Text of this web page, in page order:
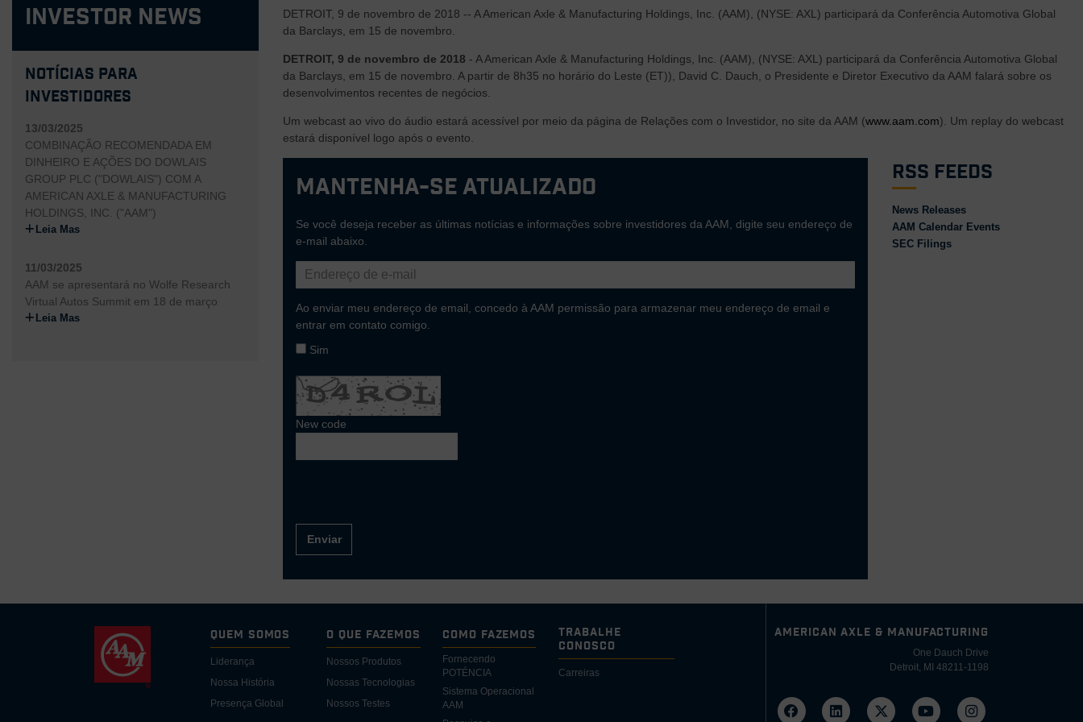
Investor News
Notícias para
Investidores
13/03/2025
COMBINAÇÃO RECOMENDADA EM
DINHEIRO E AÇÕES DO DOWLAIS
GROUP PLC ("DOWLAIS") COM A
AMERICAN AXLE & MANUFACTURING
HOLDINGS, INC. ("AAM")
Leia Mas
11/03/2025
AAM se apresentará no Wolfe Research
Virtual Autos Summit em 18 de março
Leia Mas
DETROIT, 9 de novembro de 2018 -- A American Axle & Manufacturing Holdings, Inc. (AAM), (NYSE: AXL) participará da Conferência Automotiva Global
da Barclays, em 15 de novembro.
DETROIT, 9 de novembro de 2018 - A American Axle & Manufacturing Holdings, Inc. (AAM), (NYSE: AXL) participará da Conferência Automotiva Global
da Barclays, em 15 de novembro. A partir de 8h35 no horário do Leste (ET)), David C. Dauch, o Presidente e Diretor Executivo da AAM falará sobre os
desenvolvimentos recentes de negócios.
Um webcast ao vivo do áudio estará acessível por meio da página de Relações com o Investidor, no site da AAM (www.aam.com). Um replay do webcast
estará disponível logo após o evento.
Mantenha-se atualizado
Se você deseja receber as últimas notícias e informações sobre investidores da AAM, digite seu endereço de
e-mail abaixo.
Ao enviar meu endereço de email, concedo à AAM permissão para armazenar meu endereço de email e
entrar em contato comigo.
Sim
New code
Enviar
RSS Feeds
News Releases
AAM Calendar Events
SEC Filings
Quem somos
Liderança
Nossa História
Presença Global
O Que Fazemos
Nossos Produtos
Nossas Tecnologias
Nossos Testes
Como Fazemos
Fornecendo
POTÉNCIA
Sistema Operacional
AAM
Trabalhe
Conosco
Carreiras
AMERICAN AXLE & MANUFACTURING
One Dauch Drive
Detroit, MI 48211-1198